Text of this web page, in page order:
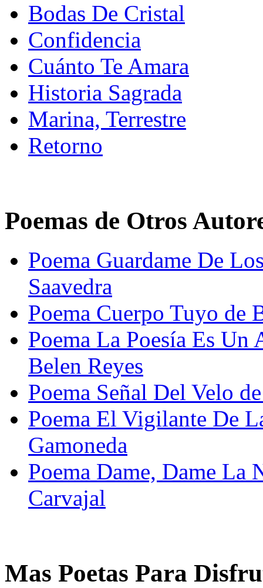
Bodas De Cristal
Confidencia
Cuánto Te Amara
Historia Sagrada
Marina, Terrestre
Retorno
Poemas de Otros
Poema Guardame De
Saavedra
Poema Cuerpo Tuyo de
Poema La Poesía Es Un
Belen Reyes
Poema Señal Del Velo
Poema El Vigilante De
Gamoneda
Poema Dame, Dame La
Carvajal
Mas Poetas Para